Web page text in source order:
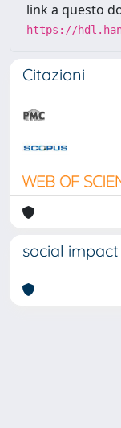
link a questo
https://
Citazioni
social impact